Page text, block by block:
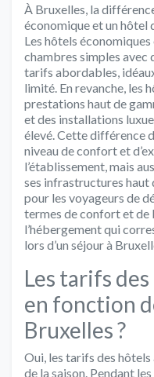
À Bruxelles, la
économique et un hôtel
Les hôtels
chambres simples avec
tarifs abordables,
limité. En revanche, les
prestations haut de
et des installations
élevé. Cette différence
niveau de confort et
l’établissement, mais
ses infrastructures haut
pour les voyageurs de
termes de confort et
l’hébergement qui
lors d’un séjour à
Les tarifs
en fonction
Bruxelles ?
Oui, les tarifs des
de la saison. Pendant